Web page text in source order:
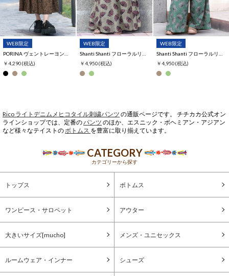
WEB限定
￥4,290(税込)
WEB限定
￥4,950(税込)
WEB限定
￥4,950(税込)
Rico ライトデニムメヒコタイル刺繍パンツ の通販ページです。 チチカカ公式オン
ラインショップでは、定番の パンツ のほか、エスニック・ボヘミアン・アジアン
など様々なテイストの ボトムス を豊富に取り揃えています。
CATEGORY
カテゴリーから探す
トップス ボトムス
ワンピース・サロペット アウター
大きいサイズ[mucho] メンズ・ユニセックス
ルームウェア・インナー シューズ